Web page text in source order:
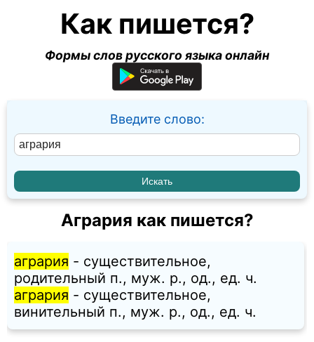
Как пишется?
Формы слов русского языка онлайн
Введите слово:
Агрария как пишется?
агрария - существительное,
родительный п., муж. p., од., ед. ч.
агрария - существительное,
винительный п., муж. p., од., ед. ч.